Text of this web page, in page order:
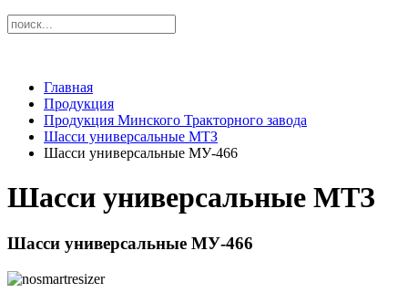
Главная
Продукция
Продукция Минского Тракторного завода
Шасси универсальные МТЗ
Шасси универсальные МУ-466
Шасси универсальные МТЗ
Шасси универсальные МУ-466